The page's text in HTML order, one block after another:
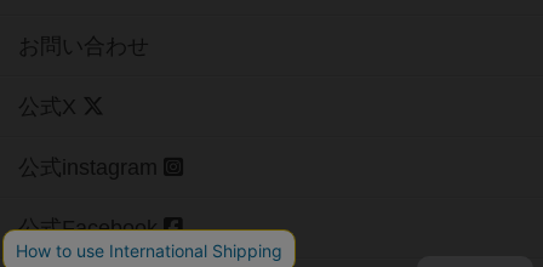
お問い合わせ
公式X
公式instagram
公式Facebook